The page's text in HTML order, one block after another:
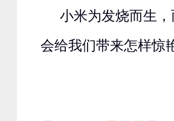
小米为发烧而生
会给我们带来怎样惊